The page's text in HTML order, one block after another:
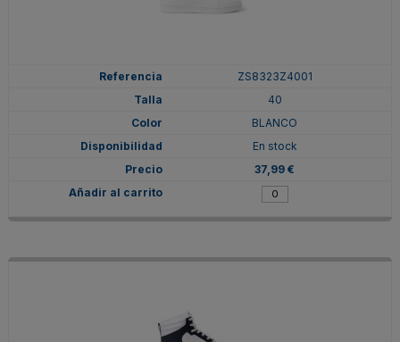
ZS8323Z4001
40
BLANCO
En stock
37,99 €